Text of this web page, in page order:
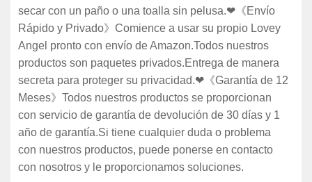
secar con un paño o una toalla sin pelusa.❤《Envío
Rápido y Privado》Comience a usar su propio Lovey
Angel pronto con envío de Amazon.Todos nuestros
productos son paquetes privados.Entrega de manera
secreta para proteger su privacidad.❤《Garantía de 12
Meses》Todos nuestros productos se proporcionan
con servicio de garantía de devolución de 30 días y 1
año de garantía.Si tiene cualquier duda o problema
con nuestros productos, puede ponerse en contacto
con nosotros y le proporcionamos soluciones.